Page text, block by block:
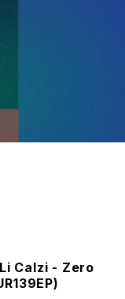
Calzi - Zero